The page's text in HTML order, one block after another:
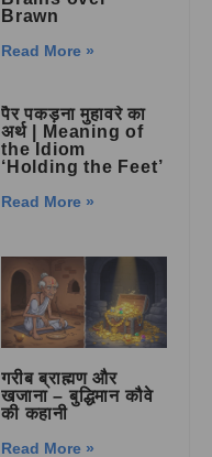
Brawn
Read More »
पैर पकड़ना मुहावरे का
अर्थ | Meaning of
the Idiom
‘Holding the Feet’
Read More »
गरीब ब्राह्मण और
खजाना – बुद्धिमान कौवे
की कहानी
Read More »